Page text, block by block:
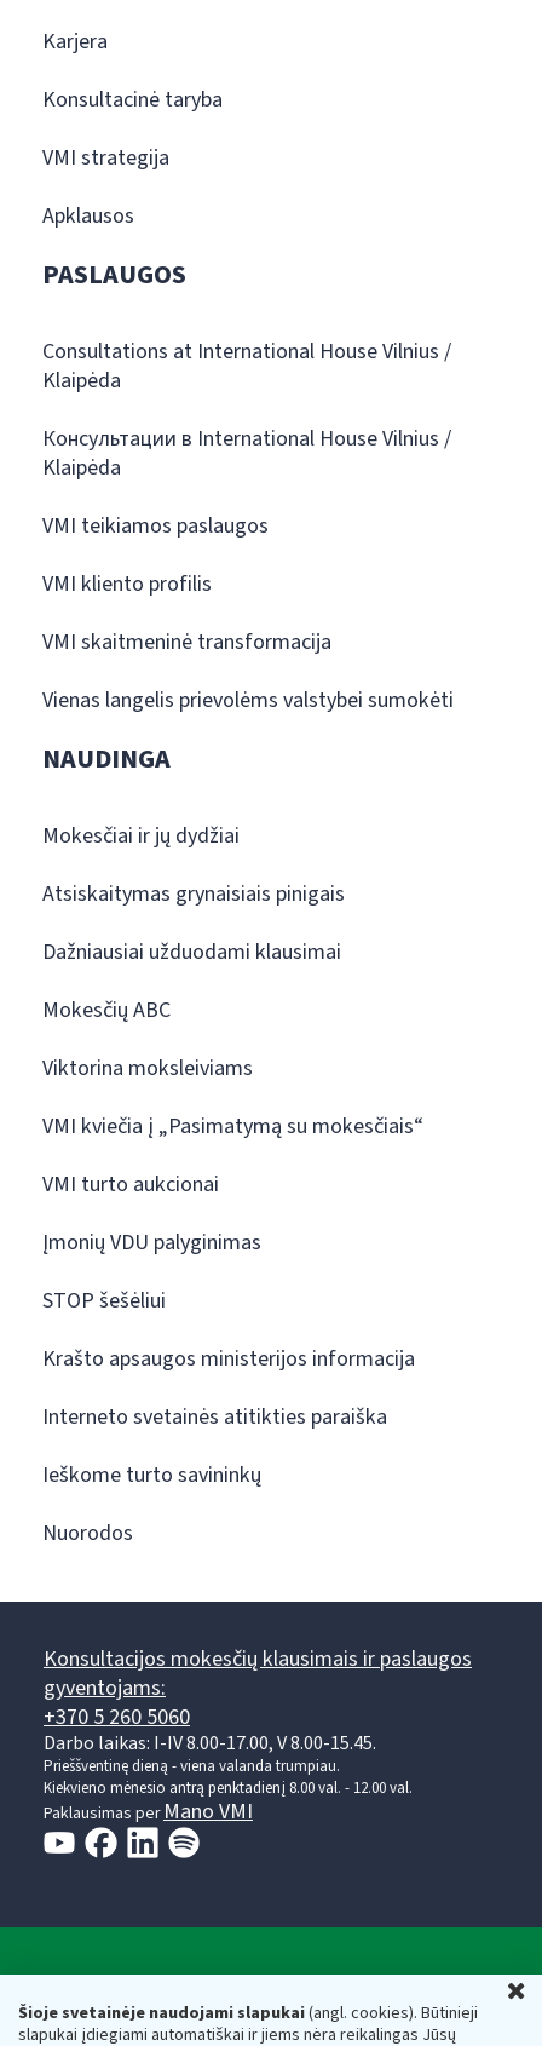
Šioje svetainėje naudojami slapukai(angl. cookies). Būtinieji
slapukai įdiegiami automatiškai ir jiems nėra reikalingas Jūsų
Karjera
Konsultacinė taryba
VMI strategija
Apklausos
PASLAUGOS
Consultations at International House Vilnius /
Klaipėda
Консультации в International House Vilnius /
Klaipėda
VMI teikiamos paslaugos
VMI kliento profilis
VMI skaitmeninė transformacija
Vienas langelis prievolėms valstybei sumokėti
NAUDINGA
Mokesčiai ir jų dydžiai
Atsiskaitymas grynaisiais pinigais
Dažniausiai užduodami klausimai
Mokesčių ABC
Viktorina moksleiviams
VMI kviečia į „Pasimatymą su mokesčiais“
VMI turto aukcionai
Įmonių VDU palyginimas
STOP šešėliui
Krašto apsaugos ministerijos informacija
Interneto svetainės atitikties paraiška
Ieškome turto savininkų
Nuorodos
Konsultacijos mokesčių klausimais ir paslaugos
gyventojams:
+370 5 260 5060
Darbo laikas: I-IV 8.00-17.00, V 8.00-15.45.
Prieššventinę dieną - viena valanda trumpiau.
Kiekvieno mėnesio antrą penktadienį 8.00 val. - 12.00 val.
Paklausimas per Mano VMI
Respublikos finansų ministerijos